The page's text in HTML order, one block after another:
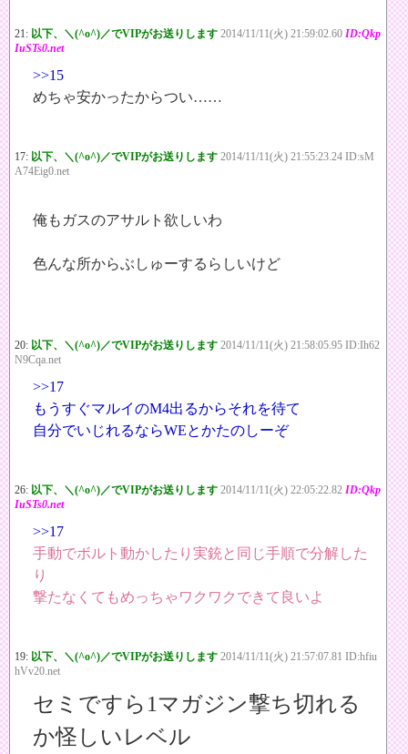
21: 以下、＼(^o^)／でVIPがお送りします 2014/11/11(火) 21:59:02.60 ID:Qkp
IuSTs0.net
>>15
めちゃ安かったからつい……
17: 以下、＼(^o^)／でVIPがお送りします 2014/11/11(火) 21:55:23.24 ID:sM
A74Eig0.net
俺もガスのアサルト欲しいわ
色んな所からぶしゅーするらしいけど
20: 以下、＼(^o^)／でVIPがお送りします 2014/11/11(火) 21:58:05.95 ID:Ih62
N9Cqa.net
>>17
もうすぐマルイのM4出るからそれを待て
自分でいじれるならWEとかたのしーぞ
26: 以下、＼(^o^)／でVIPがお送りします 2014/11/11(火) 22:05:22.82 ID:Qkp
IuSTs0.net
>>17
手動でボルト動かしたり実銃と同じ手順で分解した
り
撃たなくてもめっちゃワクワクできて良いよ
19: 以下、＼(^o^)／でVIPがお送りします 2014/11/11(火) 21:57:07.81 ID:hfiu
hVv20.net
セミですら1マガジン撃ち切れる
か怪しいレベル